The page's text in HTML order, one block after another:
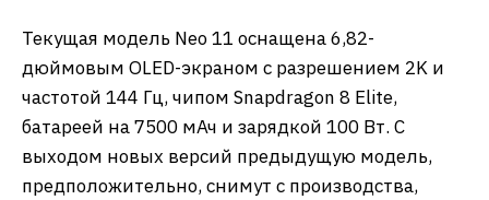
Текущая модель Neo 11 оснащена 6,82-
дюймовым OLED-экраном с разрешением 2K и
частотой 144 Гц, чипом Snapdragon 8 Elite,
батареей на 7500 мАч и зарядкой 100 Вт. С
выходом новых версий предыдущую модель,
предположительно, снимут с производства,